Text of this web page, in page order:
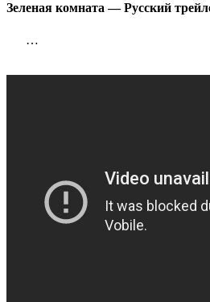
Зеленая комната — Русский
…